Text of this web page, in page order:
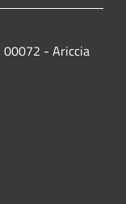
00072 - Ariccia